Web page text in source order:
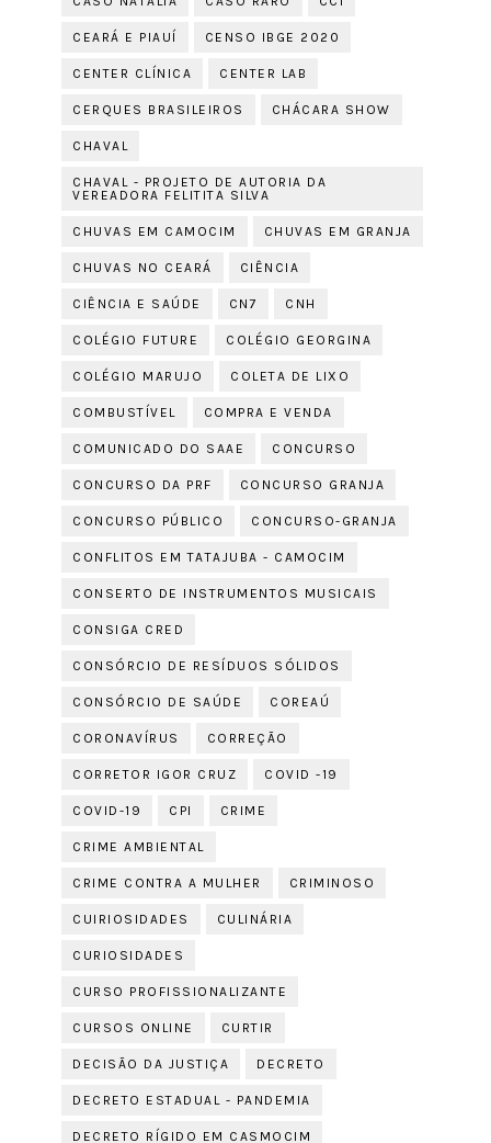
CEARÁ E PIAUÍ CENSO IBGE 2020
CENTER CLÍNICA CENTER LAB
CERQUES BRASILEIROS CHÁCARA SHOW
CHAVAL
CHAVAL - PROJETO DE AUTORIA DA
VEREADORA FELITITA SILVA
CHUVAS EM CAMOCIM CHUVAS EM GRANJA
CHUVAS NO CEARÁ CIÊNCIA
CIÊNCIA E SAÚDE CN7 CNH
COLÉGIO FUTURE COLÉGIO GEORGINA
COLÉGIO MARUJO COLETA DE LIXO
COMBUSTÍVEL COMPRA E VENDA
COMUNICADO DO SAAE CONCURSO
CONCURSO DA PRF CONCURSO GRANJA
CONCURSO PÚBLICO CONCURSO-GRANJA
CONFLITOS EM TATAJUBA - CAMOCIM
CONSERTO DE INSTRUMENTOS MUSICAIS
CONSIGA CRED
CONSÓRCIO DE RESÍDUOS SÓLIDOS
CONSÓRCIO DE SAÚDE COREAÚ
CORONAVÍRUS CORREÇÃO
CORRETOR IGOR CRUZ COVID -19
COVID-19 CPI CRIME
CRIME AMBIENTAL
CRIME CONTRA A MULHER CRIMINOSO
CUIRIOSIDADES CULINÁRIA
CURIOSIDADES
CURSO PROFISSIONALIZANTE
CURSOS ONLINE CURTIR
DECISÃO DA JUSTIÇA DECRETO
DECRETO ESTADUAL - PANDEMIA
DECRETO RÍGIDO EM CASMOCIM